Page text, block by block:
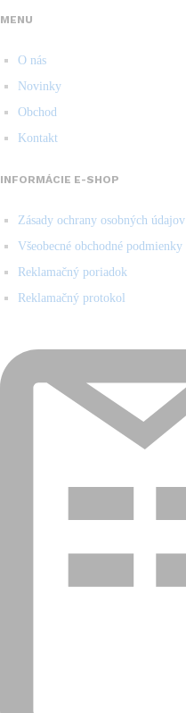
MENU
O nás
Novinky
Obchod
Kontakt
INFORMÁCIE E-SHOP
Zásady ochrany osobných údajov
Všeobecné obchodné podmienky
Reklamačný poriadok
Reklamačný protokol